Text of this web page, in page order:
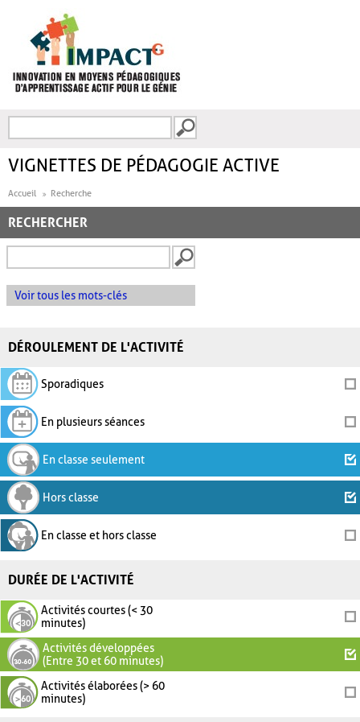
FORMULAIRE DE
VIGNETTES DE PÉDAGOGIE ACTIVE
Accueil Recherche
RECHERCHER
Voir tous les mots-clés
DÉROULEMENT DE L'ACTIVITÉ
Sporadiques
En plusieurs séances
En classe seulement
Hors classe
En classe et hors classe
DURÉE DE L'ACTIVITÉ
Activités courtes (< 30
minutes)
Activités développées
(Entre 30 et 60 minutes)
Activités élaborées (> 60
minutes)